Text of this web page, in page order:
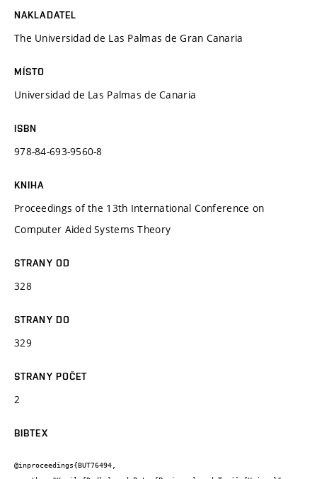
NAKLADATEL
The Universidad de Las Palmas de Gran Canaria
MÍSTO
Universidad de Las Palmas de Canaria
ISBN
978-84-693-9560-8
KNIHA
Proceedings of the 13th International Conference on
Computer Aided Systems Theory
STRANY OD
328
STRANY DO
329
STRANY POČET
2
BIBTEX
@inproceedings{BUT76494,